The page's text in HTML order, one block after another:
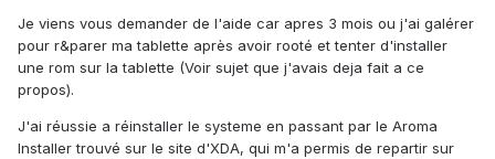
Je viens vous demander de l'aide car apres 3 mois ou j'ai galérer
pour r&parer ma tablette après avoir rooté et tenter d'installer
une rom sur la tablette (Voir sujet que j'avais deja fait a ce
propos).
J'ai réussie a réinstaller le systeme en passant par le Aroma
Installer trouvé sur le site d'XDA, qui m'a permis de repartir sur